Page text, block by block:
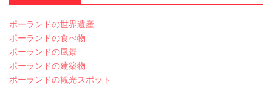
ポーランドの世界遺産
ポーランドの食べ物
ポーランドの風景
ポーランドの建築物
ポーランドの観光スポット